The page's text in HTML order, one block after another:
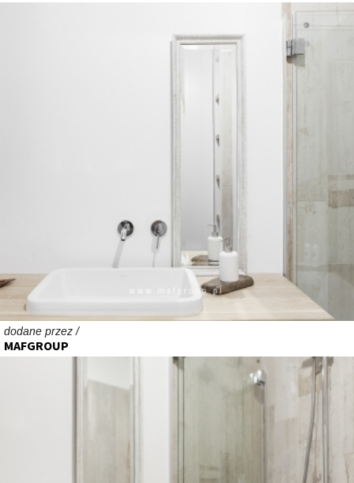
dodane przez /
MAFGROUP